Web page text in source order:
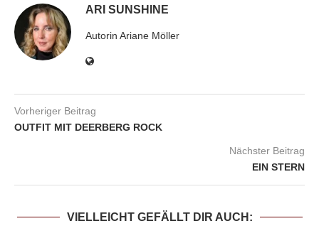
ARI SUNSHINE
Autorin Ariane Möller
Vorheriger Beitrag
OUTFIT MIT DEERBERG ROCK
Nächster Beitrag
EIN STERN
VIELLEICHT GEFÄLLT DIR AUCH: